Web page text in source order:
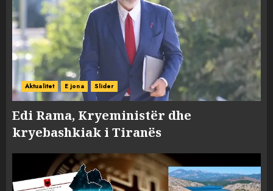
Aktualitet E jona Slider
Edi Rama, Kryeministër dhe
kryebashkiak i Tiranës